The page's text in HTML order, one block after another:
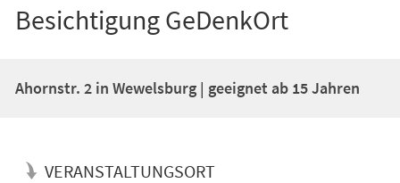
Besichtigung GeDenkOrt
Ahornstr. 2 in Wewelsburg | geeignet ab 15 Jahren
VERANSTALTUNGSORT